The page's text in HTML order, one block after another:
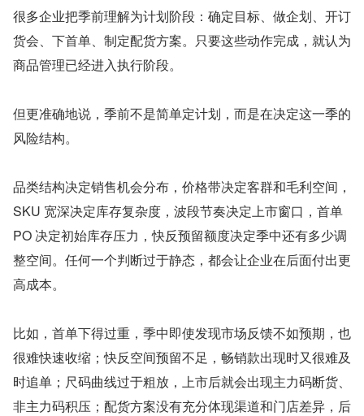
很多企业把季前理解为计划阶段：确定目标、做企划、开订
货会、下首单、制定配货方案。只要这些动作完成，就认为
商品管理已经进入执行阶段。
但更准确地说，季前不是简单定计划，而是在决定这一季的
风险结构。
品类结构决定销售机会分布，价格带决定客群和毛利空间，
SKU 宽深决定库存复杂度，波段节奏决定上市窗口，首单
PO 决定初始库存压力，快反预留额度决定季中还有多少调
整空间。任何一个判断过于静态，都会让企业在后面付出更
高成本。
比如，首单下得过重，季中即使发现市场反馈不如预期，也
很难快速收缩；快反空间预留不足，畅销款出现时又很难及
时追单；尺码曲线过于粗放，上市后就会出现主力码断货、
非主力码积压；配货方案没有充分体现渠道和门店差异，后